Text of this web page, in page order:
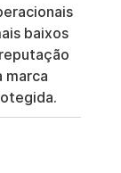
baixos
marca